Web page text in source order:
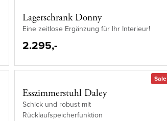
Lagerschrank Donny
Eine zeitlose Ergänzung für Ihr Interieur!
2.295,-
Sale
Esszimmerstuhl Daley
Schick und robust mit
Rücklaufspeicherfunktion